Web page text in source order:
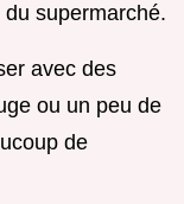
supermarché.
avec des
ou un peu de
de